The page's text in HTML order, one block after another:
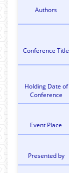
Authors
Conference Title
Holding Date of
Conference
Event Place
Presented by